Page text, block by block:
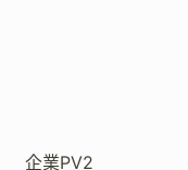
企業PV2